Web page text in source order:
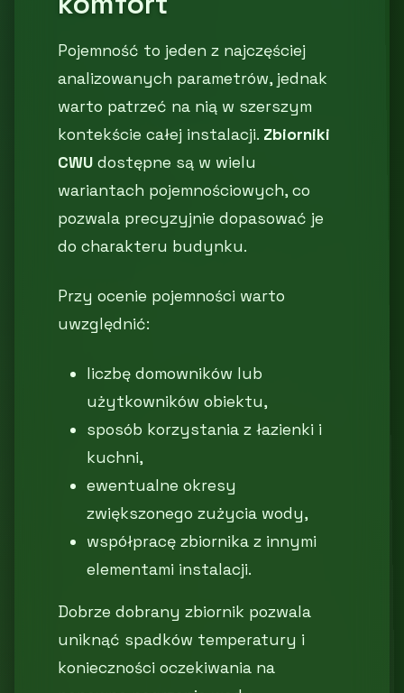
Pojemność to jeden z najczęściej
analizowanych parametrów, jednak
warto patrzeć na nią w szerszym
kontekście całej instalacji. Zbiorniki
CWU dostępne są w wielu
wariantach pojemnościowych, co
pozwala precyzyjnie dopasować je
do charakteru budynku.
Przy ocenie pojemności warto
uwzględnić:
liczbę domowników lub
użytkowników obiektu,
sposób korzystania z łazienki i
kuchni,
ewentualne okresy
zwiększonego zużycia wody,
współpracę zbiornika z innymi
elementami instalacji.
Dobrze dobrany zbiornik pozwala
uniknąć spadków temperatury i
konieczności oczekiwania na